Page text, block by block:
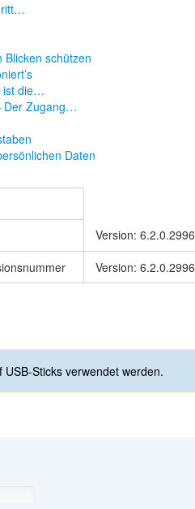
schützen
ist die…
Der Zugang…
Daten
Version: 6.2.0.2996
Version: 6.2.0.2996
Sticks verwendet werden.